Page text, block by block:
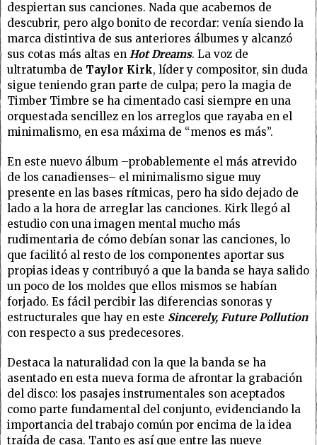
despiertan sus canciones. Nada que acabemos de
descubrir, pero algo bonito de recordar: venía siendo la
marca distintiva de sus anteriores álbumes y alcanzó
sus cotas más altas en Hot Dreams. La voz de
ultratumba de Taylor Kirk, líder y compositor, sin duda
sigue teniendo gran parte de culpa; pero la magia de
Timber Timbre se ha cimentado casi siempre en una
orquestada sencillez en los arreglos que rayaba en el
minimalismo, en esa máxima de “menos es más”.
En este nuevo álbum –probablemente el más atrevido
de los canadienses– el minimalismo sigue muy
presente en las bases rítmicas, pero ha sido dejado de
lado a la hora de arreglar las canciones. Kirk llegó al
estudio con una imagen mental mucho más
rudimentaria de cómo debían sonar las canciones, lo
que facilitó al resto de los componentes aportar sus
propias ideas y contribuyó a que la banda se haya salido
un poco de los moldes que ellos mismos se habían
forjado. Es fácil percibir las diferencias sonoras y
estructurales que hay en este Sincerely, Future Pollution
con respecto a sus predecesores.
Destaca la naturalidad con la que la banda se ha
asentado en esta nueva forma de afrontar la grabación
del disco: los pasajes instrumentales son aceptados
como parte fundamental del conjunto, evidenciando la
importancia del trabajo común por encima de la idea
traída de casa. Tanto es así que entre las nueve